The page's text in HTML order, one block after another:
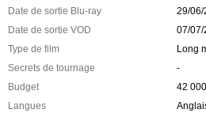
Date de sortie Blu-ray
29/06/
Date de sortie VOD
07/07/
Type de film
Long
Secrets de tournage
-
Budget
42
Langues